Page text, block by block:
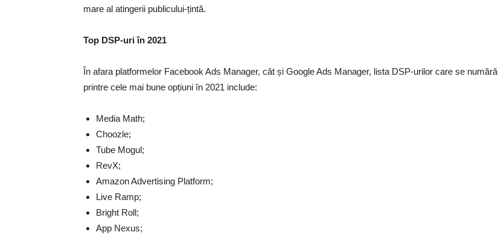
mare al atingerii publicului-țintă.
Top DSP-uri în 2021
În afara platformelor Facebook Ads Manager, cât și Google Ads Manager, lista DSP-urilor care se numără
printre cele mai bune opțiuni în 2021 include:
Media Math;
Choozle;
Tube Mogul;
RevX;
Amazon Advertising Platform;
Live Ramp;
Bright Roll;
App Nexus;